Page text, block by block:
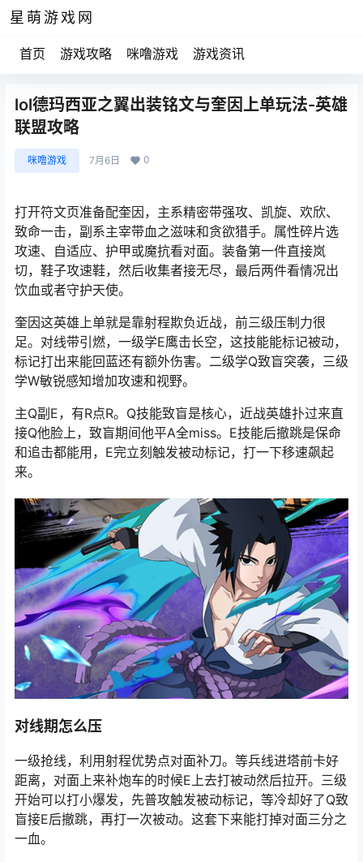
星萌游戏网
首页 游戏攻略 咪噜游戏 游戏资讯
lol德玛西亚之翼出装铭文与奎因上单玩法-英雄
联盟攻略
咪噜游戏 7月6日 0
打开符文页准备配奎因，主系精密带强攻、凯旋、欢欣、
致命一击，副系主宰带血之滋味和贪欲猎手。属性碎片选
攻速、自适应、护甲或魔抗看对面。装备第一件直接岚
切，鞋子攻速鞋，然后收集者接无尽，最后两件看情况出
饮血或者守护天使。
奎因这英雄上单就是靠射程欺负近战，前三级压制力很
足。对线带引燃，一级学E鹰击长空，这技能能标记被动，
标记打出来能回蓝还有额外伤害。二级学Q致盲突袭，三级
学W敏锐感知增加攻速和视野。
主Q副E，有R点R。Q技能致盲是核心，近战英雄扑过来直
接Q他脸上，致盲期间他平A全miss。E技能后撤跳是保命
和追击都能用，E完立刻触发被动标记，打一下移速飙起
来。
对线期怎么压
一级抢线，利用射程优势点对面补刀。等兵线进塔前卡好
距离，对面上来补炮车的时候E上去打被动然后拉开。三级
开始可以打小爆发，先普攻触发被动标记，等冷却好了Q致
盲接E后撤跳，再打一次被动。这套下来能打掉对面三分之
一血。